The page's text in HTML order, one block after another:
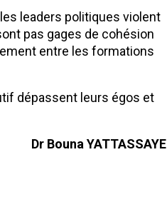
leaders politiques violent
pas gages de cohésion
entre les formations
dépassent leurs égos et